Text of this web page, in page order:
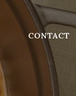
CONTACT